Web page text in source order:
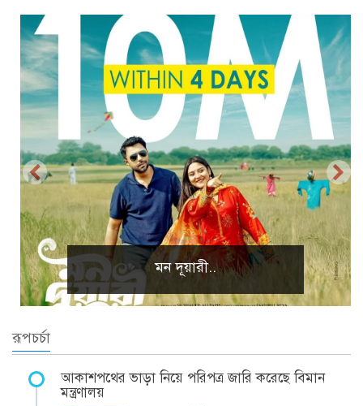
প্রাকৃতিক দৃশ্য
রূপচর্চা
আকাশপথের ভাড়া নিয়ে পরিপত্র জারি করেছে বিমান
মন্ত্রণালয়